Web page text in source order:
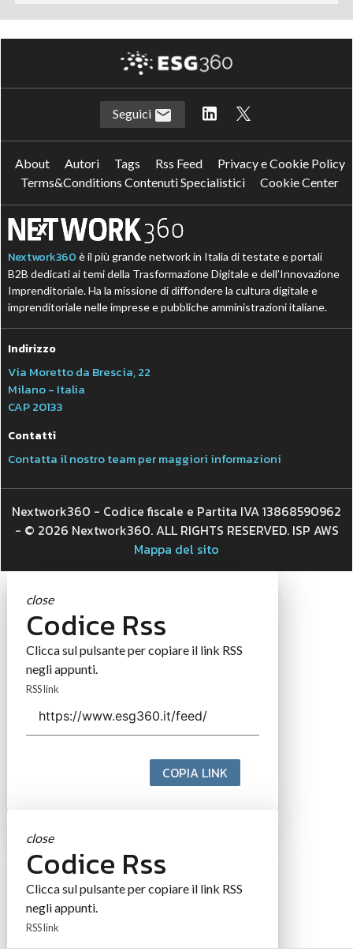
Seguici
About Autori Tags Rss Feed
Privacy e Cookie Policy
Terms&Conditions Contenuti Specialistici
Cookie Center
Nextwork360 è il più grande network in Italia di testate e portali
B2B dedicati ai temi della Trasformazione Digitale e dell’Innovazione
Imprenditoriale. Ha la missione di diffondere la cultura digitale e
imprenditoriale nelle imprese e pubbliche amministrazioni italiane.
Indirizzo
Via Moretto da Brescia, 22
Milano - Italia
CAP 20133
Contatti
Contatta il nostro team per maggiori informazioni
Nextwork360 - Codice fiscale e Partita IVA 13868590962
- © 2026 Nextwork360. ALL RIGHTS RESERVED. ISP AWS
Mappa del sito
close
Codice Rss
Clicca sul pulsante per copiare il link RSS
negli appunti.
RSS link
COPIA LINK
close
Codice Rss
Clicca sul pulsante per copiare il link RSS
negli appunti.
RSS link